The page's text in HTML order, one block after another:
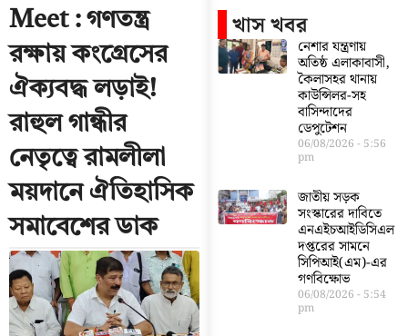
Meet : গণতন্ত্র
রক্ষায় কংগ্রেসের
ঐক্যবদ্ধ লড়াই!
রাহুল গান্ধীর
নেতৃত্বে রামলীলা
ময়দানে ঐতিহাসিক
সমাবেশের ডাক
খাস খবর
নেশার যন্ত্রণায়
অতিষ্ঠ এলাকাবাসী,
কৈলাসহর থানায়
কাউন্সিলর-সহ
বাসিন্দাদের
ডেপুটেশন
06/08/2026 5:56
pm
জাতীয় সড়ক
সংস্কারের দাবিতে
এনএইচআইডিসিএল
দপ্তরের সামনে
সিপিআই(এম)-এর
গণবিক্ষোভ
06/08/2026 5:54
pm